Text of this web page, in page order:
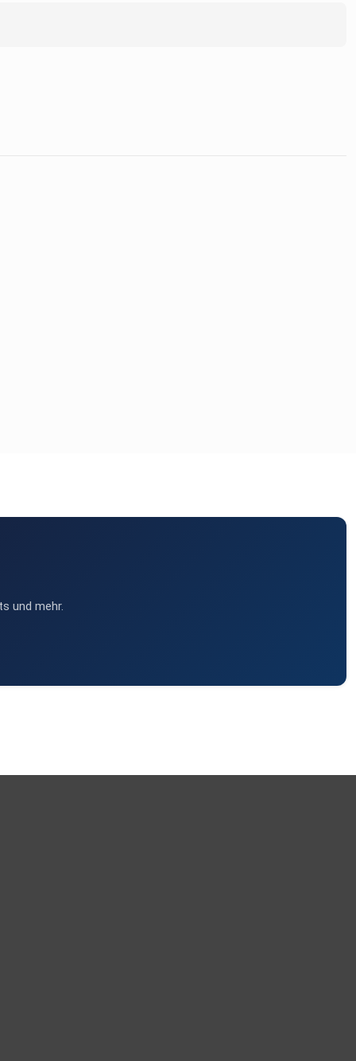
und mehr.